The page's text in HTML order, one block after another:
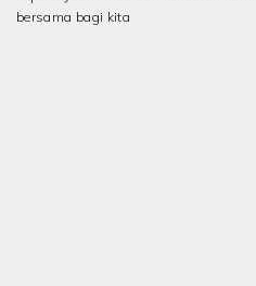
bersama bagi kita